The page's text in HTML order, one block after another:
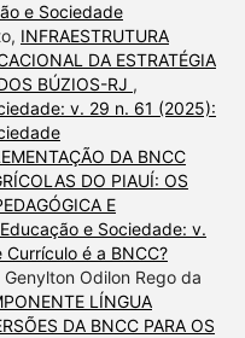
e Sociedade
INFRAESTRUTURA
DA ESTRATÉGIA
BÚZIOS-RJ ,
v. 29 n. 61 (2025):
DA BNCC
DO PIAUÍ: OS
E
e Sociedade: v.
é a BNCC?
Odilon Rego da
LÍNGUA
DA BNCC PARA OS